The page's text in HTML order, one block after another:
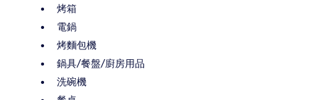
烤箱
電鍋
烤麵包機
鍋具/餐盤/廚房用品
洗碗機